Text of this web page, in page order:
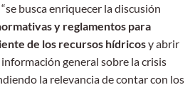
busca enriquecer la discusión
y reglamentos para
de los recursos hídricosy abrir
general sobre la crisis
la relevancia de contar con los